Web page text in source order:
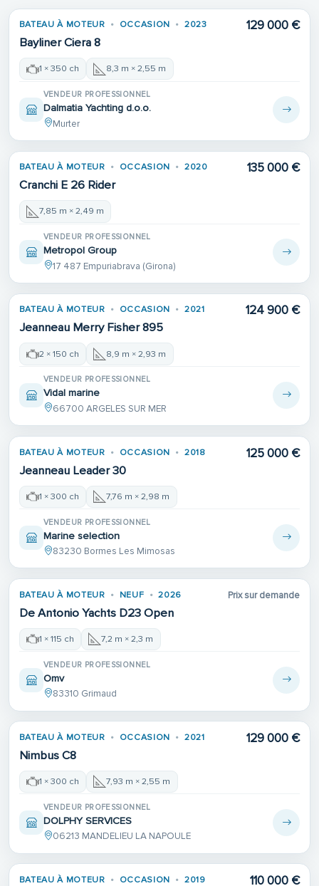
BATEAU À MOTEUR OCCASION 2023
Bayliner Ciera 8
129 000 €
1 × 350 ch 8,3 m × 2,55 m
VENDEUR PROFESSIONNEL
Dalmatia Yachting d.o.o.
Murter
BATEAU À MOTEUR OCCASION 2020
Cranchi E 26 Rider
135 000 €
7,85 m × 2,49 m
VENDEUR PROFESSIONNEL
Metropol Group
17 487 Empuriabrava (Girona)
BATEAU À MOTEUR OCCASION 2021
Jeanneau Merry Fisher 895
124 900 €
2 × 150 ch 8,9 m × 2,93 m
VENDEUR PROFESSIONNEL
Vidal marine
66700 ARGELES SUR MER
BATEAU À MOTEUR OCCASION 2018
Jeanneau Leader 30
125 000 €
1 × 300 ch 7,76 m × 2,98 m
VENDEUR PROFESSIONNEL
Marine selection
83230 Bormes Les Mimosas
BATEAU À MOTEUR NEUF 2026
De Antonio Yachts D23 Open
Prix sur demande
1 × 115 ch 7,2 m × 2,3 m
VENDEUR PROFESSIONNEL
Omv
83310 Grimaud
BATEAU À MOTEUR OCCASION 2021
Nimbus C8
129 000 €
1 × 300 ch 7,93 m × 2,55 m
VENDEUR PROFESSIONNEL
DOLPHY SERVICES
06213 MANDELIEU LA NAPOULE
BATEAU À MOTEUR OCCASION 2019 110 000 €